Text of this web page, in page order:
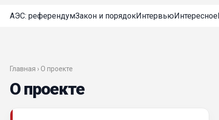
АЭС: референдумЗакон и порядокИнтервьюИнтересное
Главная › О проекте
О проекте